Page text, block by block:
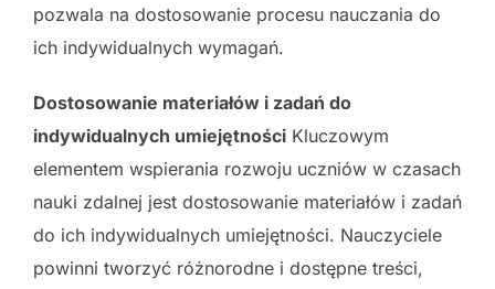
pozwala na dostosowanie procesu nauczania do
ich indywidualnych wymagań.
Dostosowanie materiałów i zadań do
indywidualnych umiejętności Kluczowym
elementem wspierania rozwoju uczniów w czasach
nauki zdalnej jest dostosowanie materiałów i zadań
do ich indywidualnych umiejętności. Nauczyciele
powinni tworzyć różnorodne i dostępne treści,